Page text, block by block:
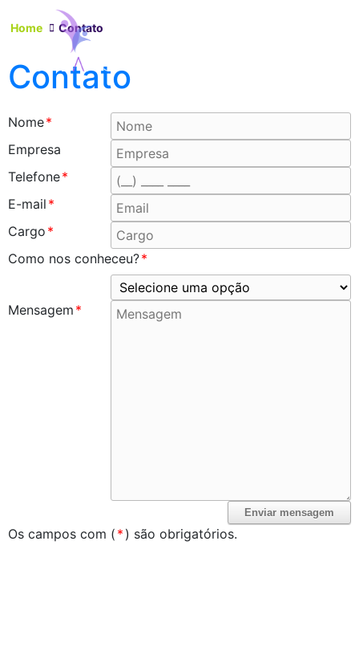
Home Contato
Contato
Nome*
Empresa
Telefone*
E-mail *
Cargo *
Como nos conheceu?*
Mensagem *
Os campos com ( * ) são obrigatórios.